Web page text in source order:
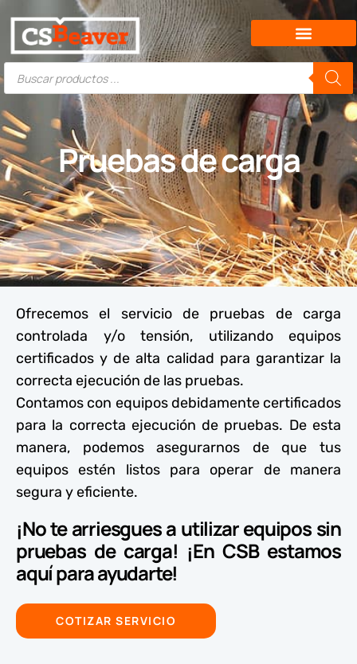
Pruebas de carga
Ofrecemos el servicio de pruebas de carga
controlada y/o tensión, utilizando equipos
certificados y de alta calidad para garantizar la
correcta ejecución de las pruebas.
Contamos con equipos debidamente certificados
para la correcta ejecución de pruebas. De esta
manera, podemos asegurarnos de que tus
equipos estén listos para operar de manera
segura y eficiente.
¡No te arriesgues a utilizar equipos sin
pruebas de carga! ¡En CSB estamos
aquí para ayudarte!
COTIZAR SERVICIO